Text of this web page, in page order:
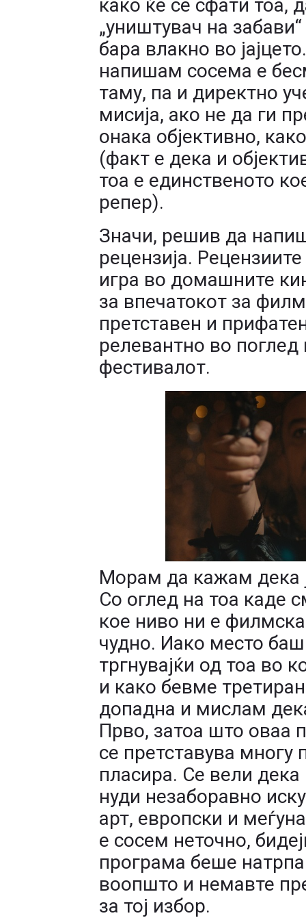
како ќе се сфати тоа,
„уништувач на
бара влакно во
напишам сосема е
таму, па и директно
мисија, ако не да ги
онака објективно,
(факт е дека и
тоа е единственото
репер).
Значи, решив да
рецензија.
игра во домашните
за впечатокот за
претставен и
релевантно во поглед
фестивалот.
Морам да кажам дека
Со оглед на тоа каде
кое ниво ни е
чудно. Иако место
тргнувајќи од тоа во
и како бевме
допадна и мислам
Прво, затоа што оваа
се претставува многу
пласира. Се вели
нуди незаборавно
арт, европски и
е сосем неточно,
програма беше
воопшто и немавте
за тој избор.